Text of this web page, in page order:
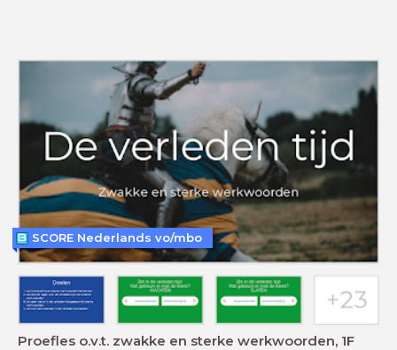
Proefles o.v.t. zwakke en sterke werkwoorden, 1F
SCORE Nederlands vo/mbo